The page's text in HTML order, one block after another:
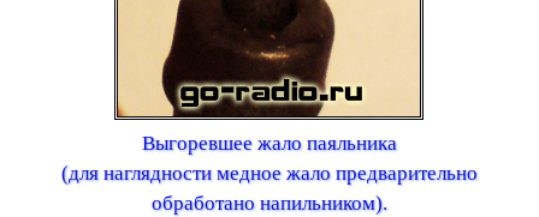
Выгоревшее жало паяльника
(для наглядности медное жало предварительно
обработано напильником).